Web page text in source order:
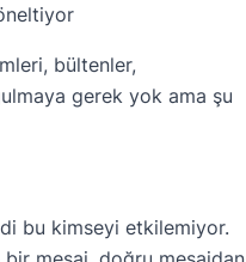
bültenler,
gerek yok ama şu
bu kimseyi etkilemiyor.